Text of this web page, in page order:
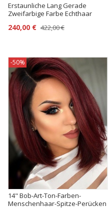
Erstaunliche Lang Gerade
Zweifarbige Farbe Echthaar
422,00 €
240,00 €
-50%
14" Bob-Art-Ton-Farben-
Menschenhaar-Spitze-Perücken